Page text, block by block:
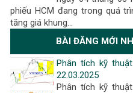
phiếu HCM đang trong quá
tăng giá khung…
BÀI ĐĂNG MỚI
Phân tích kỹ
22.03.2025
Phân tích kỹ